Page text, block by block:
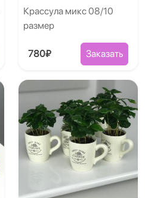
Крассула микс 08/10
размер
780₽ Заказать